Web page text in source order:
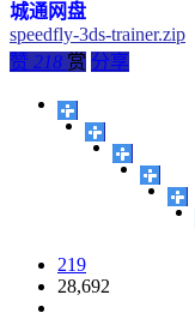
城通网盘
speedfly-3ds-trainer.zip
赞 218 赏 分享
219
28,692